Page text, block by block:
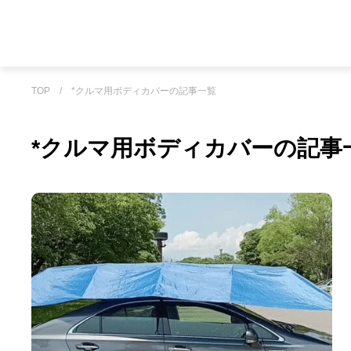
TOP / *クルマ用ボディカバーの記事一覧
*クルマ用ボディカバーの記事